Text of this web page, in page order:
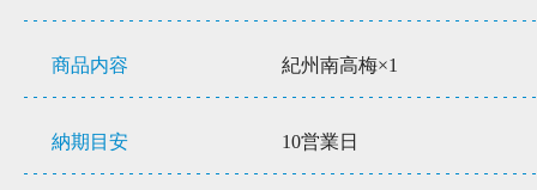
商品内容 紀州南高梅×1
納期目安 10営業日